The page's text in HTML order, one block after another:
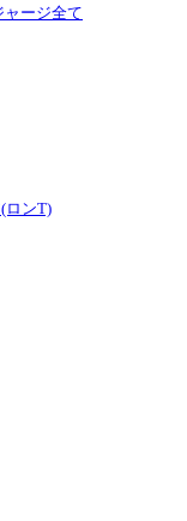
ージ全て
ロンT)